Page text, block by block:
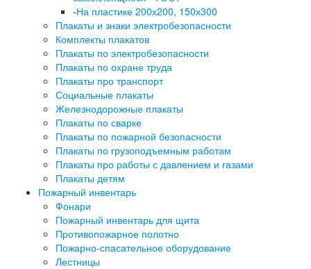
-На пластике 200х200, 150х300
Плакаты и знаки электробезопасности
Комплекты плакатов
Плакаты по электробезопасности
Плакаты по охране труда
Плакаты про транспорт
Социальные плакаты
Железнодорожные плакаты
Плакаты по сварке
Плакаты по пожарной безопасности
Плакаты по грузоподъемным работам
Плакаты про работы с давлением и газами
Плакаты детям
Пожарный инвентарь
Фонари
Пожарный инвентарь для щита
Противопожарное полотно
Пожарно-спасательное оборудование
Лестницы